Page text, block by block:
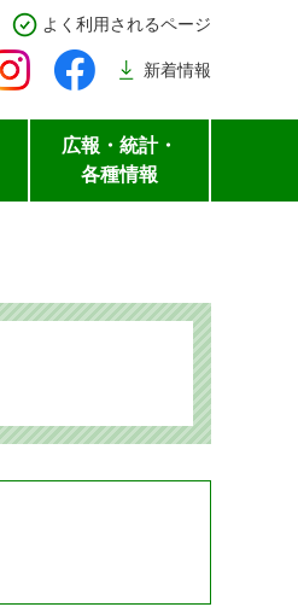
よく利用されるページ
新着情報
広報・統計・
各種情報